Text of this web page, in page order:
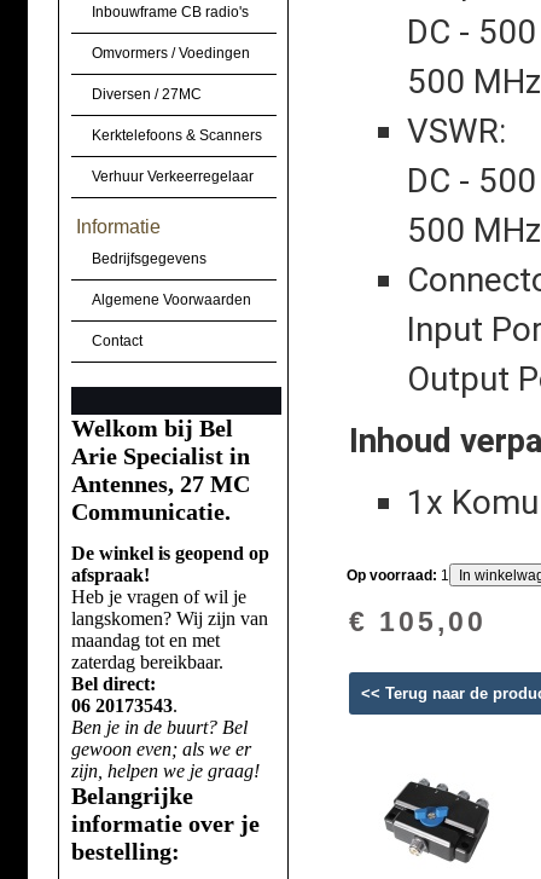
Inbouwframe CB radio's
Omvormers / Voedingen
Diversen / 27MC
Kerktelefoons & Scanners
Verhuur Verkeerregelaar
Informatie
Bedrijfsgegevens
Algemene Voorwaarden
Contact
Welkom bij Bel
Arie Specialist in
Antennes, 27 MC
Communicatie.
De winkel is geopend op
afspraak!
Heb je vragen of wil je
langskomen? Wij zijn van
maandag tot en met
zaterdag bereikbaar.
Bel direct:
06 20173543.
Ben je in de buurt? Bel
gewoon even; als we er
zijn, helpen we je graag!
Belangrijke
informatie over je
bestelling:
DC -
500
VSWR:
DC -
500
Input
Output
Inhoud
1x
Op voorraad: 1
€ 105,00
<< Terug naar de